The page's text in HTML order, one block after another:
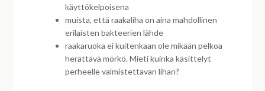
käyttökelpoisena
muista, että raakaliha on aina mahdollinen
erilaisten bakteerien lähde
raakaruoka ei kuitenkaan ole mikään pelkoa
herättävä mörkö. Mieti kuinka käsittelyt
perheelle valmistettavan lihan?